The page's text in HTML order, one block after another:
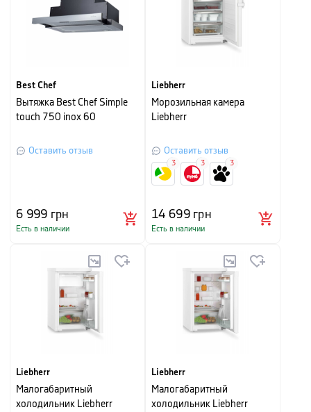
Best Chef
Вытяжка Best Chef Simple
touch 750 inox 60
Оставить отзыв
6 999 грн
Есть в наличии
Liebherr
Морозильная камера
Liebherr
Оставить отзыв
14 699грн
Есть в наличии
3 3 3
Liebherr
Малогабаритный
холодильник Liebherr
Liebherr
Малогабаритный
холодильник Liebherr